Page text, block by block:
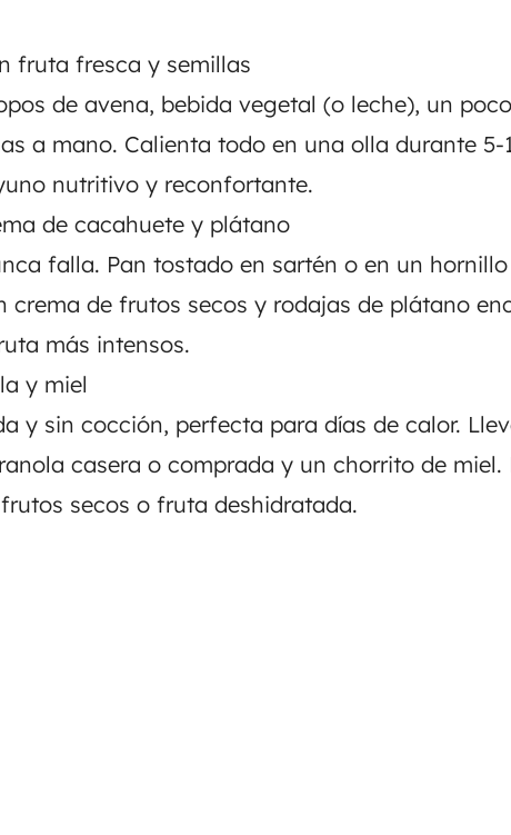
fruta fresca y semillas
de avena, bebida vegetal (o leche), un
a mano. Calienta todo en una olla durante 5-
nutritivo y reconfortante.
de cacahuete y plátano
falla. Pan tostado en sartén o en un
crema de frutos secos y rodajas de plátano
más intensos.
y miel
y sin cocción, perfecta para días de calor.
casera o comprada y un chorrito de miel.
secos o fruta deshidratada.